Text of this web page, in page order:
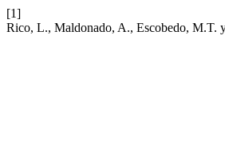
[1]
Rico, L., Maldonado, A., Escobedo, M.T.